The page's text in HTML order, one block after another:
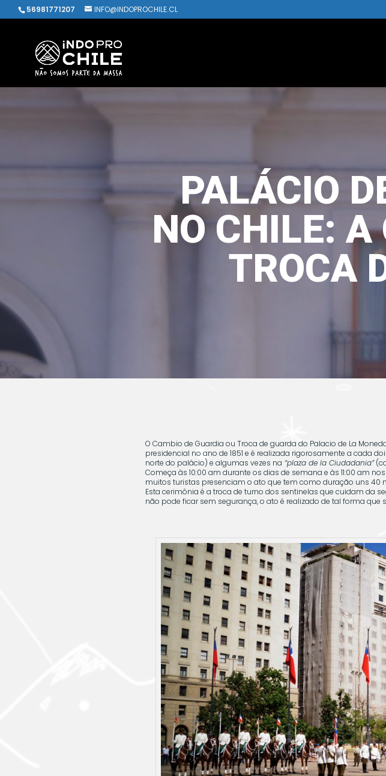
56981771207 INFO@INDOPROCHILE.CL
PALÁCIO
NO CHILE:
TROCA
O Cambio de Guardia ou Troca de guarda do Palacio de La
presidencial no ano de 1851 e é realizada rigorosamente a cada
norte do palácio) e algumas vezes na “plaza de la Ciudadania”
Começa às 10:00 am durante os dias de semana e às 11:00 am
muitos turistas presenciam o ato que tem como duração uns 40
Esta cerimônia é a troca de turno dos sentinelas que cuidam da
não pode ficar sem segurança, o ato é realizado de tal forma